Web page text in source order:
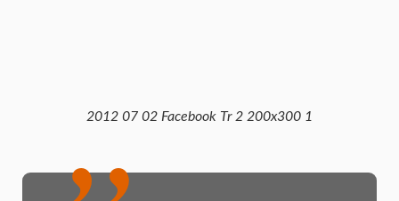
2012 07 02 Facebook Tr 2 200x300 1